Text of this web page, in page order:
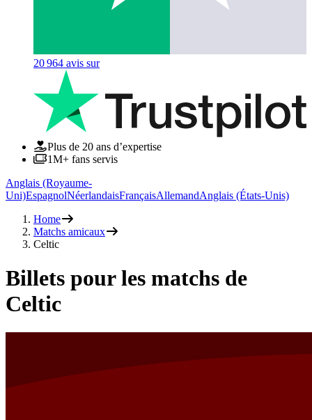
20 964 avis sur
Plus de 20 ans d’expertise
1M+ fans servis
Anglais (Royaume-
Uni)EspagnolNéerlandaisFrançaisAllemandAnglais (États-Unis)
Home
Matchs amicaux
Celtic
Billets pour les matchs de
Celtic